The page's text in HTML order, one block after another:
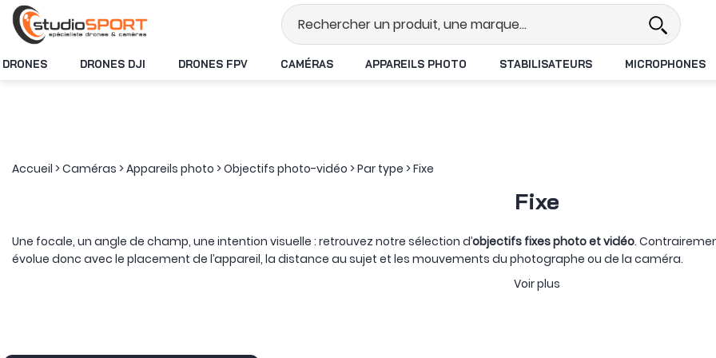
Stock en temps réel
DRONES DRONES DJI DRONES FPV CAMÉRAS APPAREILS PHOTO STABILISATEURS MICROPHONES
Accueil >Caméras >Appareils photo >Objectifs photo-vidéo >Par type >Fixe
Fixe
Une focale, un angle de champ, une intention visuelle : retrouvez notre sélection d’objectifs fixes photo et vidéo.
évolue donc avec le placement de l’appareil, la distance au sujet et les mouvements du photographe ou de la caméra.
De l’ultra grand-angle au super-téléobjectif, la focale fixe peut privilégier la luminosité, la compacité, la proximité avec le
pour les faibles distances de mise au
décentrement pour le contrôle de la perspective, modèles à bascule pour déplacer le plan de netteté ou encore objectifs
Voir plus